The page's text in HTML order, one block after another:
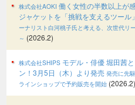
株式会社AOKI 働く女性の半数以上が
ジャケットを「挑戦を支えるツール
ーナリスト白河桃子氏と考える、次世代リ
～ (2026.2)
株式会社SHIPS モデル・俳優 堀田茜
ン！3月5日（木）より発売 発売に先
ラインショップで予約販売を開始 (2026.2)